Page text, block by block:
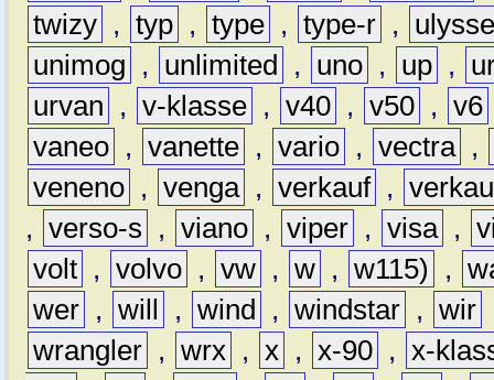
twizy , typ , type , type-r ,
unimog
, unlimited , uno , up ,
urvan
, v-klasse , v40 , v50 , v6
vaneo , vanette , vario , vectra ,
veneno , venga , verkauf ,
, verso-s , viano , viper , visa ,
volt , volvo , vw , w , w115) ,
wer , will , wind , windstar , wir
wrangler , wrx , x , x-90 , x-